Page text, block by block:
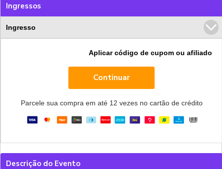
Ingressos
Ingresso
Aplicar código de cupom ou afiliado
Continuar
Parcele sua compra em até 12 vezes no cartão de crédito
Descrição do Evento